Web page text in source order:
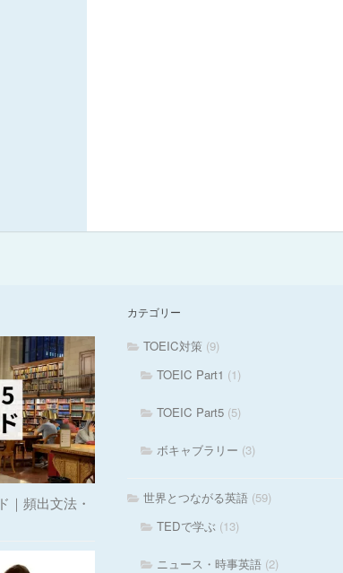
｜頻出文法・
カテゴリー
TOEIC対策 (9)
TOEIC Part1 (1)
TOEIC Part5 (5)
ボキャブラリー (3)
世界とつながる英語 (59)
TEDで学ぶ (13)
ニュース・時事英語 (2)